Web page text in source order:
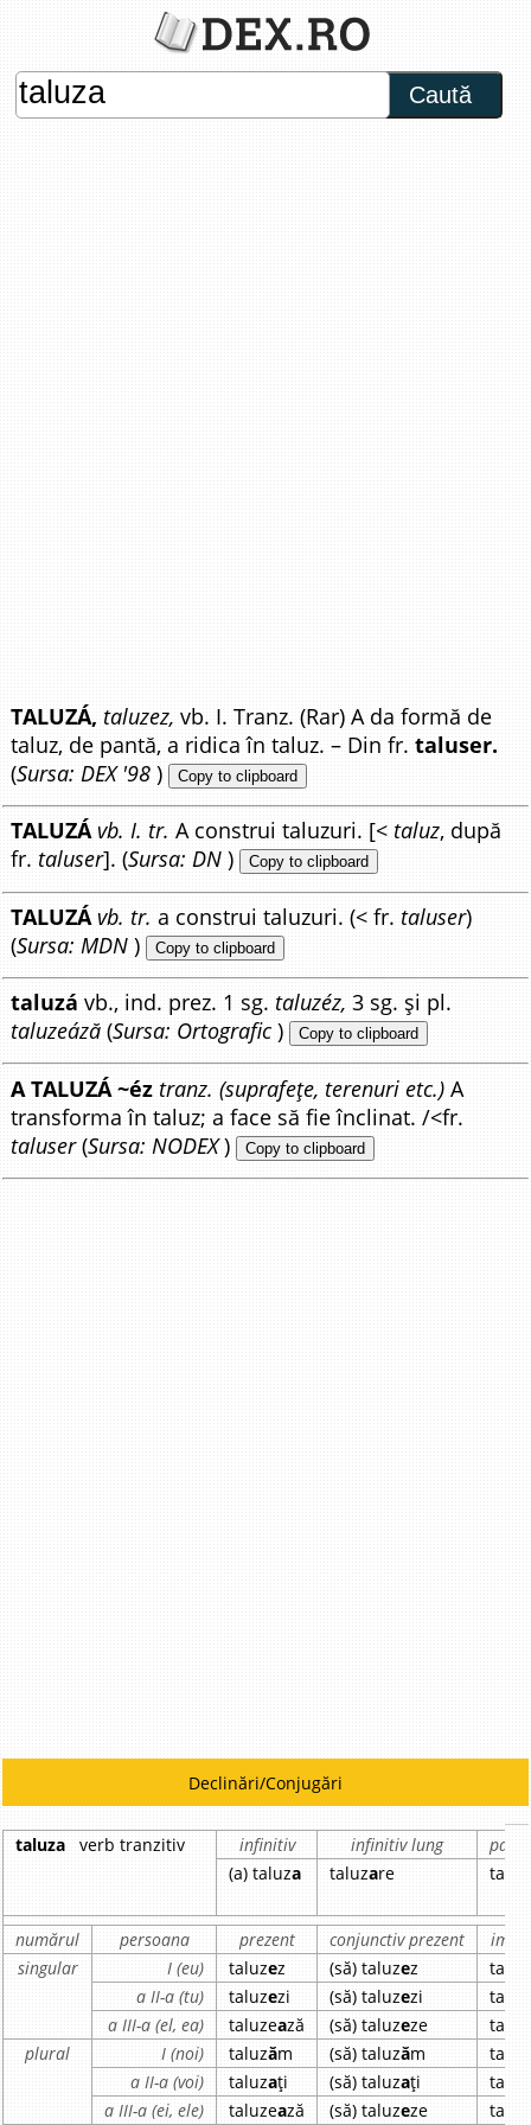
Caută
TALUZÁ, taluzez, vb. I. Tranz. (Rar) A da formă de
taluz, de pantă, a ridica în taluz. – Din fr.taluser.
(Sursa: DEX '98 ) Copy to clipboard
TALUZÁ vb. I. tr. A construi taluzuri. [< taluz, după
fr. taluser]. (Sursa: DN ) Copy to clipboard
TALUZÁ vb. tr. a construi taluzuri. (< fr. taluser)
(Sursa: MDN ) Copy to clipboard
taluzá vb., ind. prez. 1 sg. taluzéz,3 sg. și pl.
taluzeáză (Sursa: Ortografic ) Copy to clipboard
A TALUZÁ ~éz tranz. (suprafețe, terenuri etc.)A
transforma în taluz; a face să fie înclinat. /<fr.
taluser(Sursa: NODEX) Copy to clipboard
Declinări/Conjugări
taluza verb tranzitiv infinitiv infinitiv lung
(a) taluza taluzare taluz
numărul persoana prezent conjunctiv prezent
singular
I (eu) taluzez (să) taluzez taluz
a II-a (tu)
taluzezi (să) taluzezi taluz
a III-a (el, ea)
taluzează (să) taluzeze taluz
plural
I (noi) taluzăm (să) taluzăm taluz
a II-a (voi)
taluzați (să) taluzați taluz
a III-a (ei, ele)
taluzează (să) taluzeze taluz